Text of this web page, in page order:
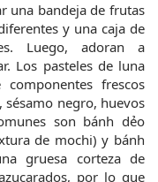
una bandeja de frutas
y una caja de
Luego, adoran a
Los pasteles de luna
frescos
negro, huevos
son bánh dẻo
de mochi) y bánh
gruesa corteza de
por lo que